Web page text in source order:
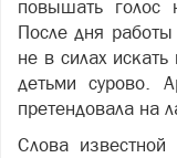
повышать голос
После дня
не в силах
детьми сурово.
претендовала на
Слова